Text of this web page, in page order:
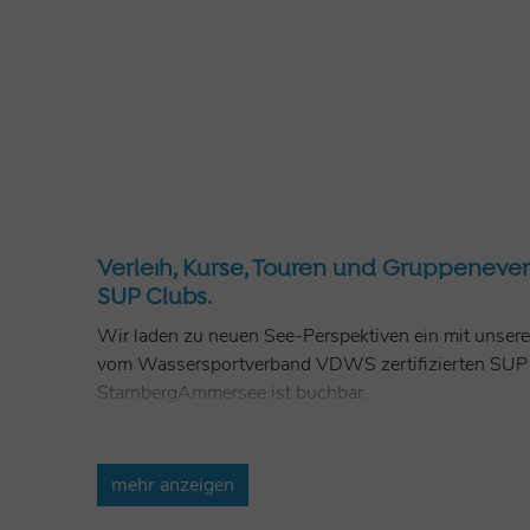
Verleih, Kurse, Touren und
SUP Clubs.
Wir laden zu neuen See-Perspektiven ein mit
vom Wassersportverband VDWS zertifizierten
StarnbergAmmersee ist buchbar.
E-Mail: info@sup-club.bayern
mehr anzeigen